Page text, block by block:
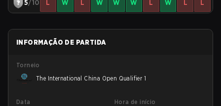
5/10 L W L W W W L W L L
INFORMAÇÃO DE PARTIDA
Torneio
The International China Open Qualifier 1
Data
Hora de início